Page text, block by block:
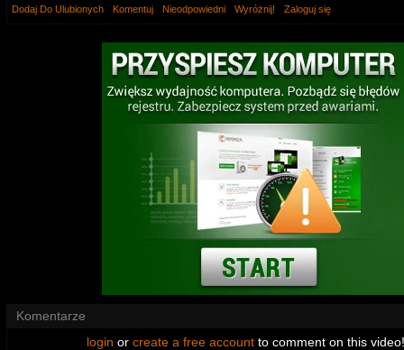
Dodaj Do Ulubionych Komentuj Nieodpowiedni Wyróżnij! Zaloguj się
Komentarze
login or create a free accountto comment on this video!